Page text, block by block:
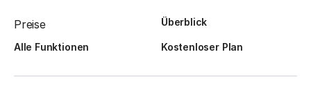
Preise Überblick
Alle Funktionen Kostenloser Plan